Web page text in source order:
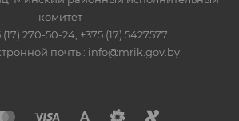
комитет
(17) 270-50-24, +375 (17) 5427577
почты: info@mrik.gov.by